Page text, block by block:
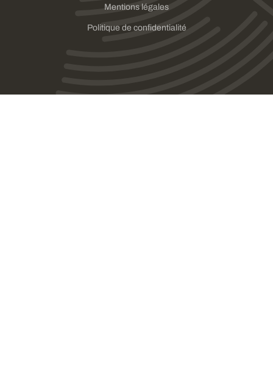
Mentions légales
Politique de confidentialité